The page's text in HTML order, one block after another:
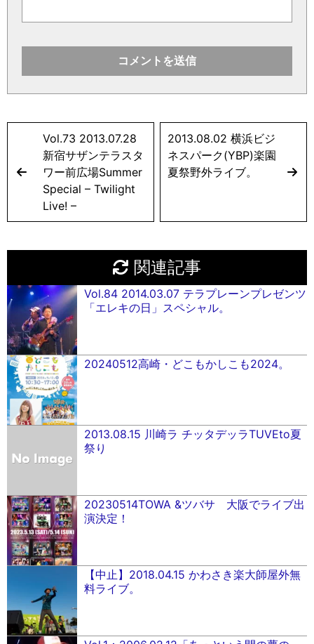
Vol.73 2013.07.28
新宿サザンテラスタ
ワー前広場Summer
Special – Twilight
Live! –
2013.08.02 横浜ビジ
ネスパーク(YBP)楽園
夏祭野外ライブ。
関連記事
Vol.84 2014.03.07 テラプレーンプレゼンツ
「エレキの日」スペシャル。
20240512高崎・どこもかしこも2024。
2013.08.15 川崎ラ チッタデッラTUVEto夏
祭り
20230514TOWA &ツバサ 大阪でライブ出
演決定！
【中止】2018.04.15 かわさき楽大師屋外無
料ライブ。